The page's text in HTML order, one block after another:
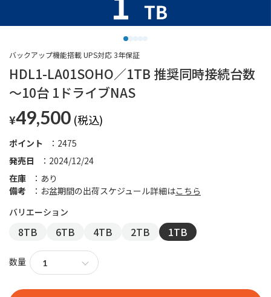
HDL1-LA01SOHO／1TB 推奨同時接続台数
～10台 1ドライブNAS
バックアップ機能搭載 UPS対応 3年保証
¥49,500
発売日 2024/12/24
ポイント 2475
在庫
あり
備考
お盆期間の出荷スケジュール詳細はこちら
8TB 6TB 4TB 2TB 1TB
数量